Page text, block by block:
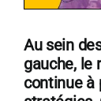
Au sein
gauche, le
continue à